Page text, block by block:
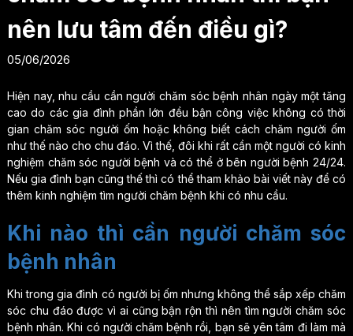
nên lưu tâm đến điều gì?
05/06/2026
Hiện nay, nhu cầu cần người chăm sóc bệnh nhân ngày một tăng
cao do các gia đình phần lớn đều bận công việc không có thời
gian chăm sóc người ốm hoặc không biết cách chăm người ốm
như thế nào cho chu đáo. Vì thế, đôi khi rất cần một người có kinh
nghiệm chăm sóc người bệnh và có thể ở bên người bệnh 24/24.
Nếu gia đình bạn cũng thế thì có thể tham khảo bài viết này để có
thêm kinh nghiệm tìm người chăm bệnh khi có nhu cầu.
Khi nào thì cần người chăm sóc
bệnh nhân
Khi trong gia đình có người bị ốm nhưng không thể sắp xếp chăm
sóc chu đáo được vì ai cũng bận rộn thì nên tìm người chăm sóc
bệnh nhân. Khi có người chăm bệnh rồi, bạn sẽ yên tâm đi làm mà